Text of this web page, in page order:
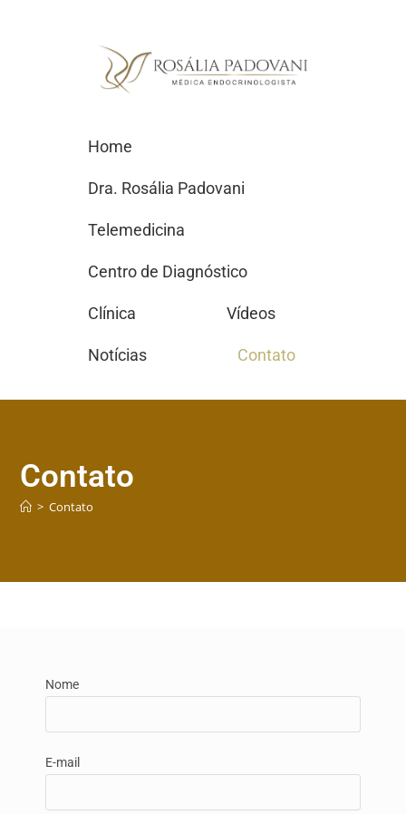
Home
Dra. Rosália Padovani
Telemedicina
Centro de Diagnóstico
Clínica Vídeos
Notícias Contato
Contato
> Contato
Nome
E-mail